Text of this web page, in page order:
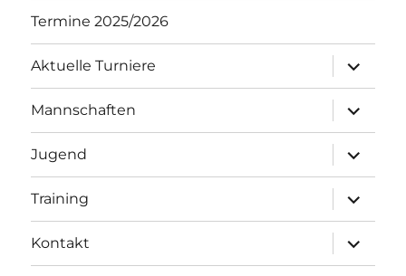
Termine 2025/2026
Aktuelle Turniere
öffnen
Mannschaften
öffnen
Jugend
öffnen
Training
öffnen
Kontakt
öffnen